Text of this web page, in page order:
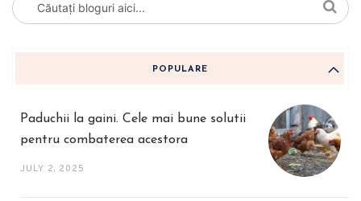
POPULARE
Paduchii la gaini. Cele mai bune solutii
pentru combaterea acestora
JULY 2, 2025